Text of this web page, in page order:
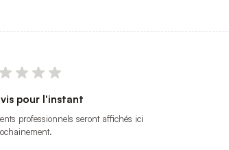
pour l'instant
professionnels seront affichés ici